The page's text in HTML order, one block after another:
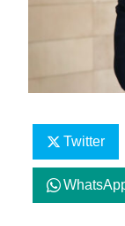
Twitter